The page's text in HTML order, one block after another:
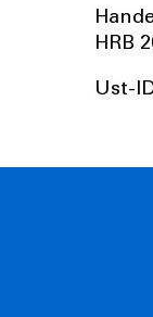
HRB
Ust-